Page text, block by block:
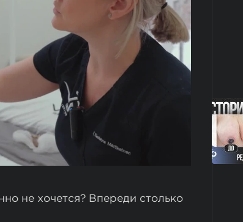
не хочется? Впереди столько